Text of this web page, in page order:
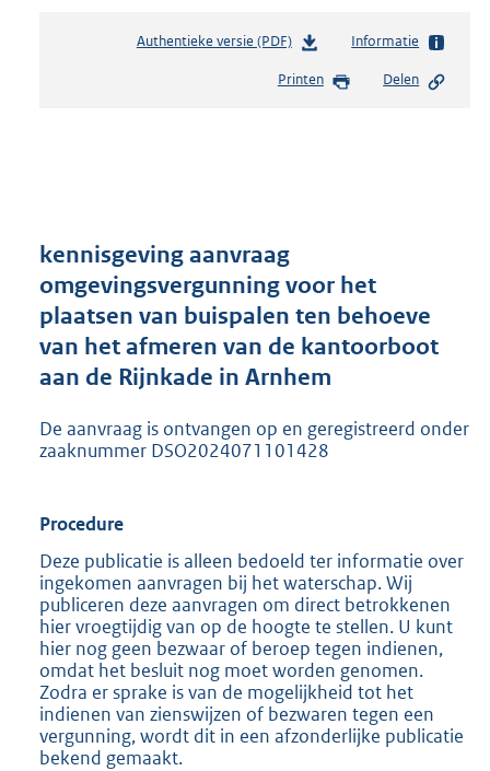
Authentieke versie (PDF)b
s
o
t
t
:
0
5
Informatie
Printen Delen
kennisgeving aanvraag
omgevingsvergunning voor het
plaatsen van buispalen ten behoeve
van het afmeren van de kantoorboot
aan de Rijnkade in Arnhem
De aanvraag is ontvangen op en geregistreerd onder
zaaknummer DSO2024071101428
Procedure
Deze publicatie is alleen bedoeld ter informatie over
ingekomen aanvragen bij het waterschap. Wij
publiceren deze aanvragen om direct betrokkenen
hier vroegtijdig van op de hoogte te stellen. U kunt
hier nog geen bezwaar of beroep tegen indienen,
omdat het besluit nog moet worden genomen.
Zodra er sprake is van de mogelijkheid tot het
indienen van zienswijzen of bezwaren tegen een
vergunning, wordt dit in een afzonderlijke publicatie
bekend gemaakt.